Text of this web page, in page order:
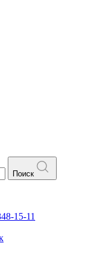
Поиск
15-11